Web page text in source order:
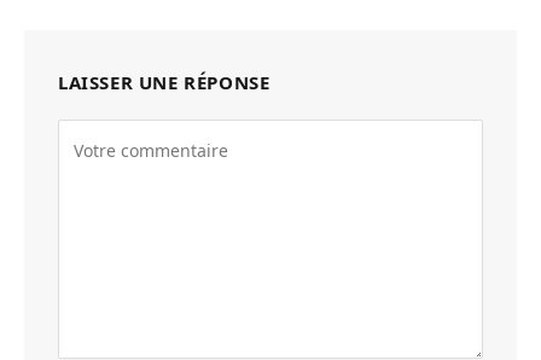
LAISSER UNE RÉPONSE